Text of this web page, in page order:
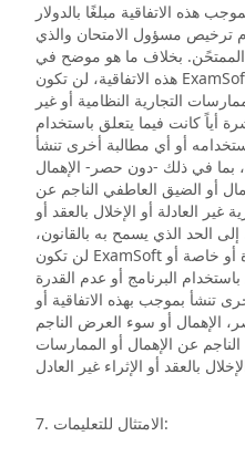
هذه الاتفاقية مبلغًا بالدولار
مسؤول الامتحان والذي
الممتحًن. بخلاف ما هو موضح في
هذه الاتفاقية، لن تكون ExamSoft مسؤولة بأي حال من الأحوال
التجارية النظامية أو غير
أياً كانت فيما يتعلق باستخدام
أو أي مطالبة أخرى تنشأ
بما في ذلك -دون حصر- الإهمال
أو الضيق العاطفي الناجم عن
غير العادلة أو الإخلال بالعقد أو
الحد الذي يسمح به بالقانون،
لن تكون ExamSoft مسؤولة عن أي أضرار غير مباشرة أو خاصة أو
البرنامج أو عدم القدرة
تنشأ بموجب بهذه الاتفاقية أو
الإهمال أو سوء العرض الناجم
عن الإهمال أو الممارسات
7. الامتثال للتعليمات: